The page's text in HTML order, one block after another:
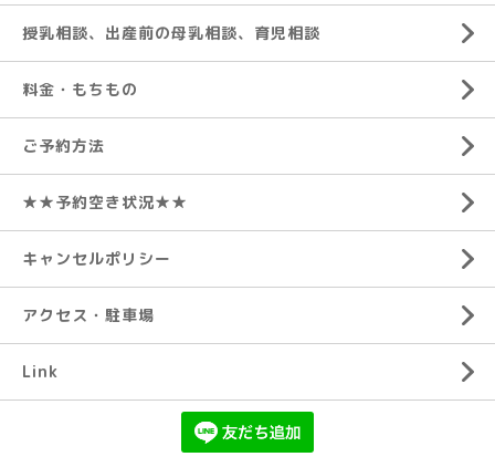
授乳相談、出産前の母乳相談、育児相談
料金・もちもの
ご予約方法
★★予約空き状況★★
キャンセルポリシー
アクセス・駐車場
Link